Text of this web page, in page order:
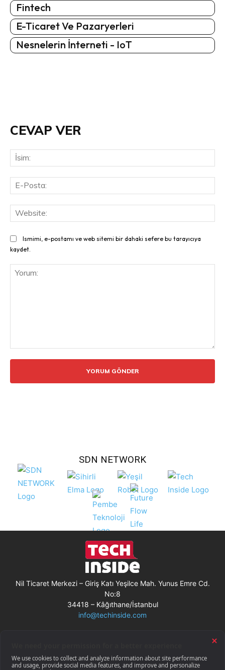
Fintech
E-Ticaret Ve Pazaryerleri
Nesnelerin İnterneti - IoT
CEVAP VER
Ismimi, e-postamı ve web sitemi bir dahaki sefere bu tarayıcıya
kaydet.
SDN NETWORK
Nil Ticaret Merkezi – Giriş Katı Yeşilce Mah. Yunus Emre Cd.
No:8
34418 – Kâğıthane/İstanbul
info@techinside.com
Gizlilik Bildirimi
RSS